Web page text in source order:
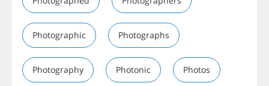
Photographic Photographs
Photography Photonic Photos